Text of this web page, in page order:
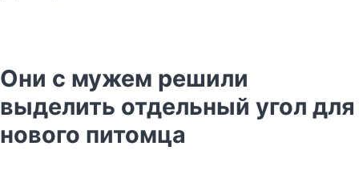
Они с мужем решили
выделить отдельный угол для
нового питомца